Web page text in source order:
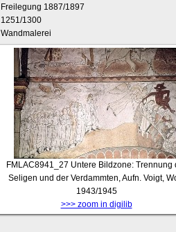
Freilegung 1887/1897
1251/1300
Wandmalerei
FMLAC8941_27 Untere Bildzone: Trennung
Seligen und der Verdammten, Aufn. Voigt,
1943/1945
>>> zoom in digilib